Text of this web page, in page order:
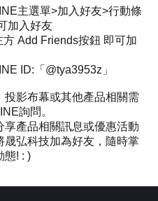
主選單>加入好友>行動條
加入好友
方 Add Friends按鈕 即可加
ID:「@tya3953z」
投影布幕或其他產品相關需
詢問。
享產品相關訊息或優惠活動
晟弘科技加為好友，隨時掌
態! : )